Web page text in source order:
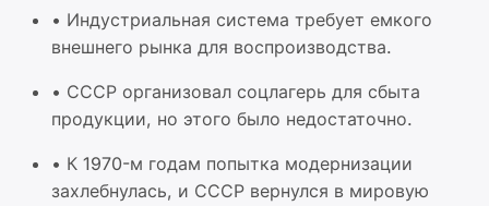
• Индустриальная система требует емкого
внешнего рынка для воспроизводства.
• СССР организовал соцлагерь для сбыта
продукции, но этого было недостаточно.
• К 1970-м годам попытка модернизации
захлебнулась, и СССР вернулся в мировую